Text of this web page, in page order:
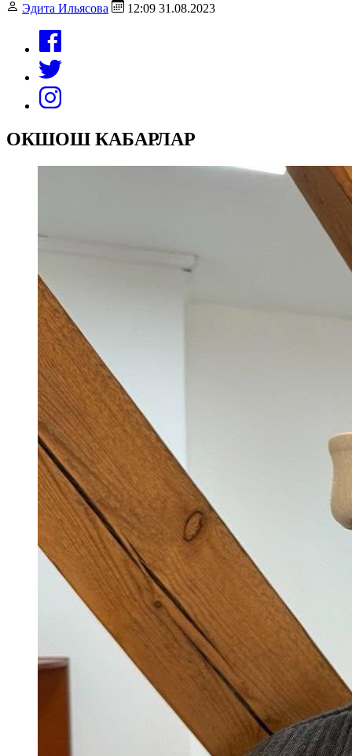
Эдита Ильясова 12:09 31.08.2023
ОКШОШ КАБАРЛАР